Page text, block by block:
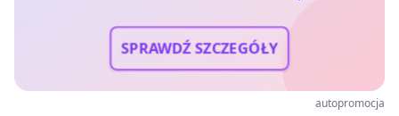
SPRAWDŹ SZCZEGÓŁY
autopromocja